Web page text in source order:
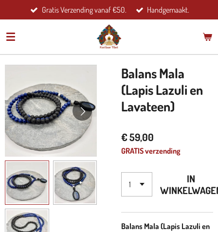
direct
naar
hoofdinhoud
Gratis Verzending vanaf €50. Handgemaakt.
Balans Mala
(Lapis Lazuli en
Lavateen)
€ 59,00
GRATIS verzending
IN
Balans Mala (Lapis Lazuli en